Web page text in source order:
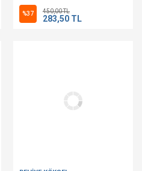
%37 450,00 TL
283,50 TL